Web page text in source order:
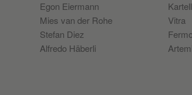
Egon Eiermann
Mies van der Rohe
Stefan Diez
Alfredo Häberli
Kartell
Vitra